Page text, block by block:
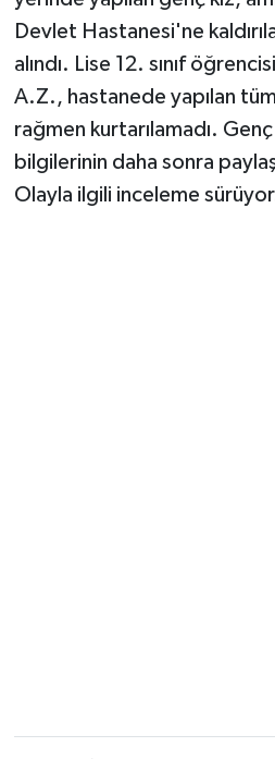
Devlet Hastanesi'ne
alındı. Lise 12. sınıf
A.Z., hastanede yapılan
rağmen kurtarılamadı. Genç
bilgilerinin daha sonra
Olayla ilgili inceleme